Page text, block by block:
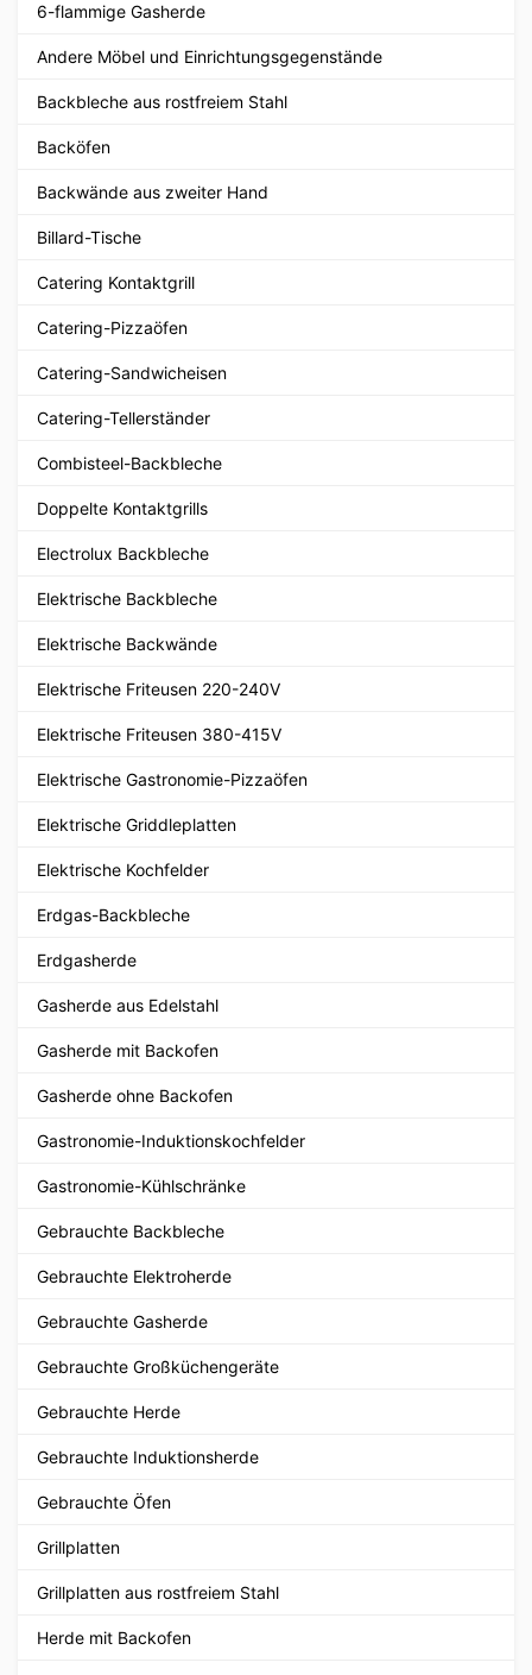
6-flammige Gasherde
Andere Möbel und Einrichtungsgegenstände
Backbleche aus rostfreiem Stahl
Backöfen
Backwände aus zweiter Hand
Billard-Tische
Catering Kontaktgrill
Catering-Pizzaöfen
Catering-Sandwicheisen
Catering-Tellerständer
Combisteel-Backbleche
Doppelte Kontaktgrills
Electrolux Backbleche
Elektrische Backbleche
Elektrische Backwände
Elektrische Friteusen 220-240V
Elektrische Friteusen 380-415V
Elektrische Gastronomie-Pizzaöfen
Elektrische Griddleplatten
Elektrische Kochfelder
Erdgas-Backbleche
Erdgasherde
Gasherde aus Edelstahl
Gasherde mit Backofen
Gasherde ohne Backofen
Gastronomie-Induktionskochfelder
Gastronomie-Kühlschränke
Gebrauchte Backbleche
Gebrauchte Elektroherde
Gebrauchte Gasherde
Gebrauchte Großküchengeräte
Gebrauchte Herde
Gebrauchte Induktionsherde
Gebrauchte Öfen
Grillplatten
Grillplatten aus rostfreiem Stahl
Herde mit Backofen